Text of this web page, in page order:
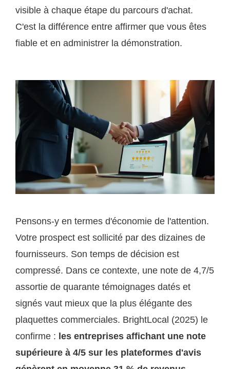
visible à chaque étape du parcours d'achat.
C'est la différence entre affirmer que vous êtes
fiable et en administrer la démonstration.
Pensons-y en termes d'économie de l'attention.
Votre prospect est sollicité par des dizaines de
fournisseurs. Son temps de décision est
compressé. Dans ce contexte, une note de 4,7/5
assortie de quarante témoignages datés et
signés vaut mieux que la plus élégante des
plaquettes commerciales. BrightLocal (2025) le
confirme : les entreprises affichant une note
supérieure à 4/5 sur les plateformes d'avis